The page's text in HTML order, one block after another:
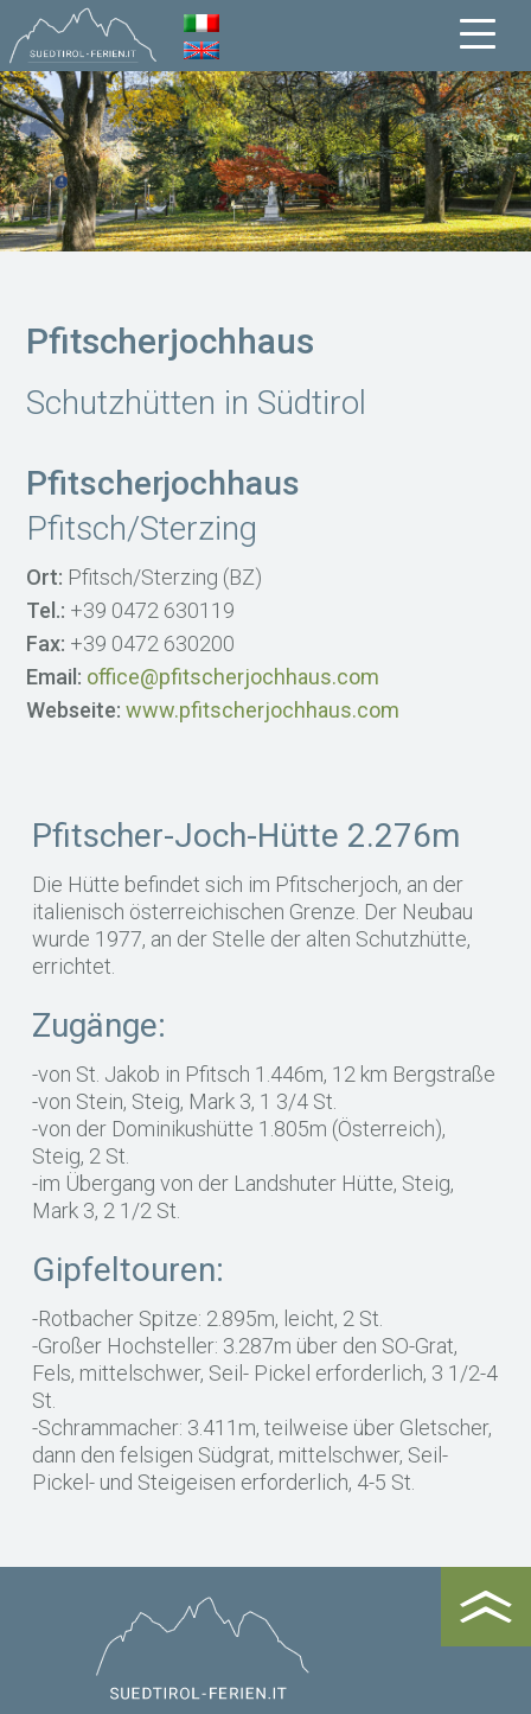
Pfitscherjochhaus
Schutzhütten in Südtirol
Pfitscherjochhaus
Pfitsch/Sterzing
Ort: Pfitsch/Sterzing (BZ)
Tel.: +39 0472 630119
Fax: +39 0472 630200
Email: office@pfitscherjochhaus.com
Webseite:www.pfitscherjochhaus.com
Pfitscher-Joch-Hütte 2.276m
Die Hütte befindet sich im Pfitscherjoch, an der
italienisch österreichischen Grenze. Der Neubau
wurde 1977, an der Stelle der alten Schutzhütte,
errichtet.
Zugänge:
-von St. Jakob in Pfitsch 1.446m, 12 km Bergstraße
-von Stein, Steig, Mark 3, 1 3/4 St.
-von der Dominikushütte 1.805m (Österreich),
Steig, 2 St.
-im Übergang von der Landshuter Hütte, Steig,
Mark 3, 2 1/2 St.
Gipfeltouren:
-Rotbacher Spitze: 2.895m, leicht, 2 St.
-Großer Hochsteller: 3.287m über den SO-Grat,
Fels, mittelschwer, Seil- Pickel erforderlich, 3 1/2-4
St.
-Schrammacher: 3.411m, teilweise über Gletscher,
dann den felsigen Südgrat, mittelschwer, Seil-
Pickel- und Steigeisen erforderlich, 4-5 St.